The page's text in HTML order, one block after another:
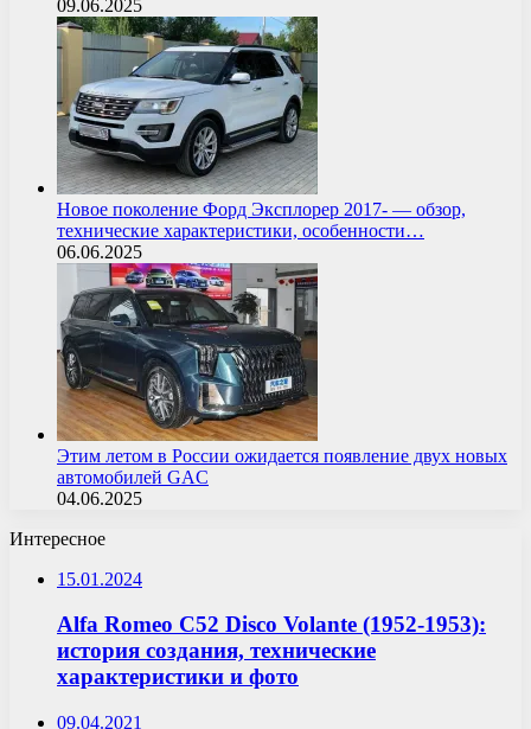
09.06.2025
Новое поколение Форд Эксплорер 2017- — обзор,
технические характеристики, особенности…
06.06.2025
Этим летом в России ожидается появление двух новых
автомобилей GAC
04.06.2025
Интересное
15.01.2024
Alfa Romeo C52 Disco Volante (1952-1953):
история создания, технические
характеристики и фото
09.04.2021